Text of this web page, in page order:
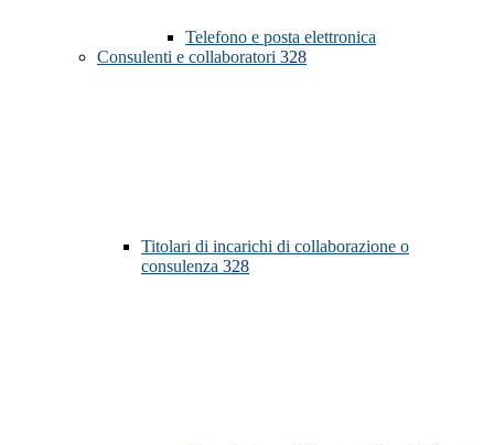
Telefono e posta elettronica
Consulenti e collaboratori 328
Titolari di incarichi di collaborazione o
consulenza 328